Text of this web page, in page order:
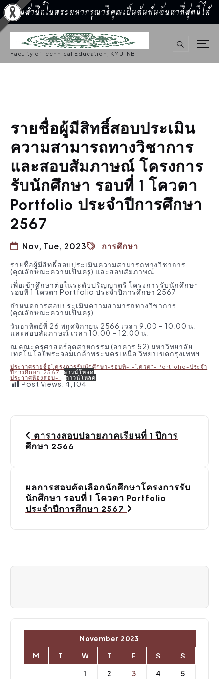
น้อมสำนึกในพระมหากรุณาธิคุณเป็นล้นพ้นอันหาที่สุดมิได้
S
k
o
Faculty of Technical Education, KMUTNB
รายชื่อผู้มีสิทธิ์สอบประเมิน
ความสามารถทางวิชาการ
และสอบสัมภาษณ์ โครงการ
รับนักศึกษา รอบที่ 1 โควตา
Portfolio ประจำปีการศึกษา
2567
Nov, Tue, 2023 การศึกษา
รายชื่อผู้มีสิทธิ์สอบประเมินความสามารถทางวิชาการ
(คุณลักษณะความเป็นครู) และสอบสัมภาษณ์
เพื่อเข้าศึกษาต่อในระดับปริญญาตรี โครงการรับนักศึกษา
รอบที่ 1 โควตา Portfolio ประจำปีการศึกษา 2567
กำหนดการสอบประเมินความสามารถทางวิชาการ
(คุณลักษณะความเป็นครู)
วันอาทิตย์ที่ 26 พฤศจิกายน 2566 เวลา 9.00 – 10.00 น.
และสอบสัมภาษณ์ เวลา 10.00 – 12.00 น.
ณ คณะครุศาสตร์อุตสาหกรรม (อาคาร 52) มหาวิทยาลัย
เทคโนโลยีพระจอมเกล้าพระนครเหนือ วิทยาเขตกรุงเทพฯ
ประกาศรายชื่อโครงการรับนักศึกษา-รอบที่-1-โควตา-Portfolio-ประจำ
ปีการศึกษา-2567 ดาวน์โหลด
ประกาศห้องสอบ-1 ดาวน์โหลด
Post Views: 4,104
i
ตารางสอบปลายภาคเรียนที่ 1 ปีการ
ศึกษา 2566
ผลการสอบคัดเลือกนักศึกษาโครงการรับ
นักศึกษา รอบที่ 1 โควตา Portfolio
ประจำปีการศึกษา 2567
November 2023
M
T W T F S
S
1
2 3 4
5